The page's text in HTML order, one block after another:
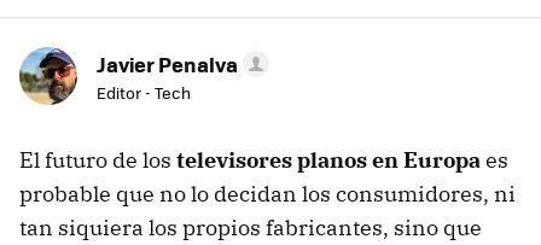
Javier Penalva
Editor - Tech
El futuro de los televisores planos en Europaes
probable que no lo decidan los consumidores, ni
tan siquiera los propios fabricantes, sino que